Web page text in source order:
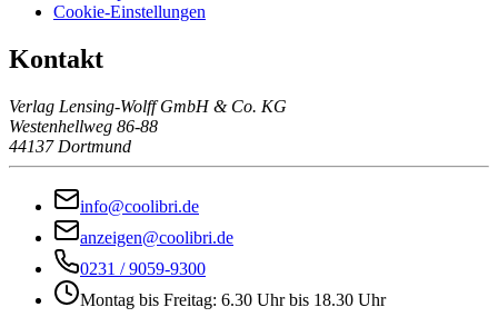
Cookie-Einstellungen
Kontakt
Verlag Lensing-Wolff GmbH & Co. KG
Westenhellweg 86-88
44137 Dortmund
info@coolibri.de
anzeigen@coolibri.de
0231 / 9059-9300
Montag bis Freitag: 6.30 Uhr bis 18.30 Uhr